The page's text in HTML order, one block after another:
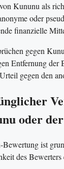
Kununu als
oder
finanzielle
gegen
Entfernung
gegen den
oder
ist
des